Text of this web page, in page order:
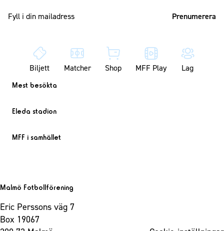
Biljett Matcher Shop MFF Play Lag
Mest besökta
Eleda stadion
MFF i samhället
Malmö Fotbollförening
Eric Perssons väg 7
Box 19067